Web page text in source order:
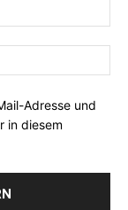
Adresse und
in diesem